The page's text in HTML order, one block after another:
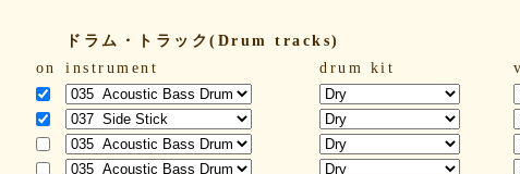
ドラム・トラック(Drum tracks)
on
instrument drum kit